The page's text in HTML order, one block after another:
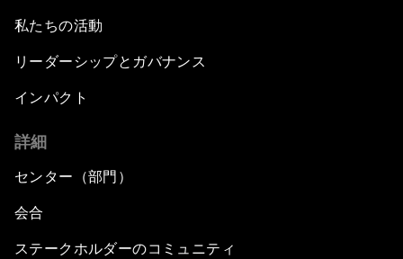
私たちの活動
リーダーシップとガバナンス
インパクト
詳細
センター（部門）
会合
ステークホルダーのコミュニティ